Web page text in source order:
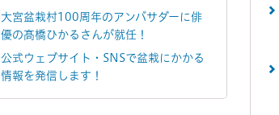
大宮盆栽村100周年のアンバサダーに俳
優の髙橋ひかるさんが就任！
公式ウェブサイト・SNSで盆栽にかかる
情報を発信します！